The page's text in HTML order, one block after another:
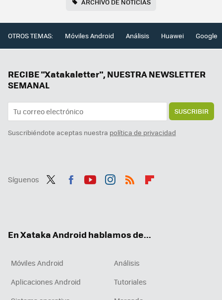
OTROS TEMAS: Móviles Android Análisis Huawei Google
RECIBE "Xatakaletter", NUESTRA NEWSLETTER
SEMANAL
SUSCRIBIR
Suscribiéndote aceptas nuestra política de privacidad
Síguenos
En Xataka Android hablamos de...
Móviles Android
Análisis
Aplicaciones Android
Tutoriales